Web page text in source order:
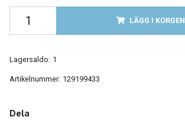
LÄGG I KORGEN
Lagersaldo: 1
Artikelnummer: 129199433
Dela